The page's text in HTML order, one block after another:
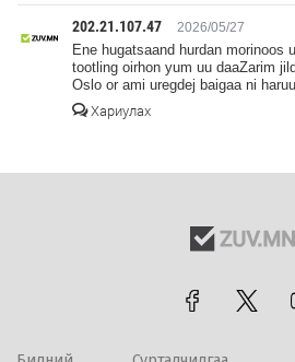
202.21.107.47 2026/05/27
Ene hugatsaand hurdan morinoos
tootling oirhon yum uu daaZarim
Oslo or ami uregdej baigaa ni
Хариулах